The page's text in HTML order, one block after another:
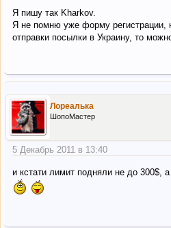
Я пишу так Kharkov.
Я не помню уже форму регистрации,
отправки посылки в Украину, то
Лореалька
ШопоМастер
5 Декабрь 2011 в 13:40
и кстати лимит подняли не до 300$,